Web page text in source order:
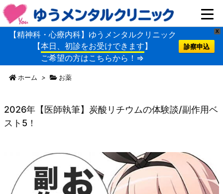
X
【精神科・心療内科】ゆうメンタルクリニック
【本日、初診をお受けできます】
ご希望の方はこちらから！⇒
診察申込
ホーム > お薬
2026年【医師執筆】炭酸リチウムの体験談/副作用ベ
スト5！